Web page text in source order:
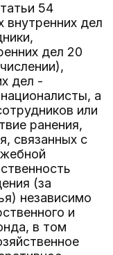
54
внутренних дел
дел 20
дел -
а
или
ранения,
связанных с
(за
независимо
и
в том